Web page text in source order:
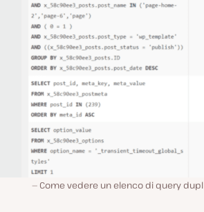
Come vedere un elenco di query